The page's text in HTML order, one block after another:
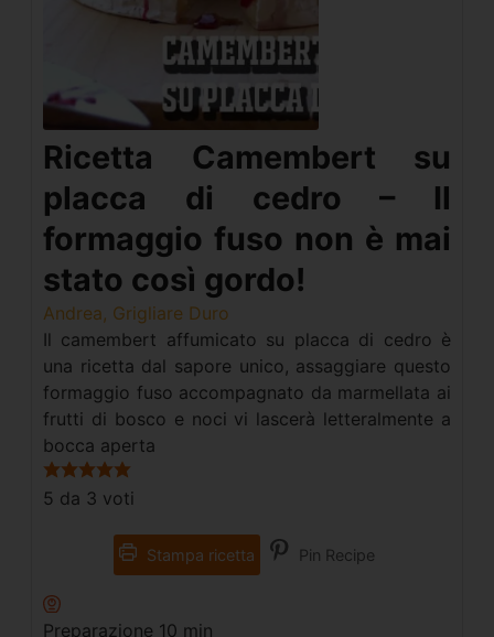
Ricetta Camembert su
placca di cedro – Il
formaggio fuso non è mai
stato così gordo!
Andrea, Grigliare Duro
Il camembert affumicato su placca di cedro è
una ricetta dal sapore unico, assaggiare questo
formaggio fuso accompagnato da marmellata ai
frutti di bosco e noci vi lascerà letteralmente a
bocca aperta
5 da 3 voti
Stampa ricetta Pin Recipe
Preparazione 10 min